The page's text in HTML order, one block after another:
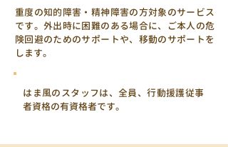
重度の知的障害・精神障害の方対象のサービス
です。外出時に困難のある場合に、ご本人の危
険回避のためのサポートや、移動のサポートを
します。
​はま風のスタッフは、全員、行動援護従事
者資格の有資格者です。